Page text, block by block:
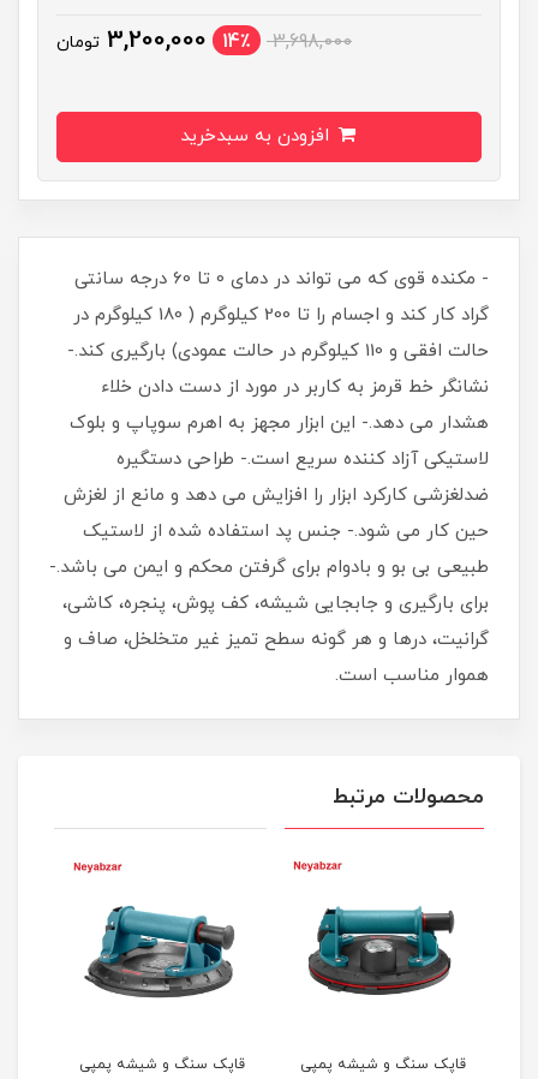
3,698,000 14٪ 3,200,000 تومان
- مکنده قوی که می تواند در دمای 0 تا 60 درجه سانتی
گراد کار کند و اجسام را تا 200 کیلوگرم ( 180 کیلوگرم در
حالت افقی و 110 کیلوگرم در حالت عمودی) بارگیری کند.-
نشانگر خط قرمز به کاربر در مورد از دست دادن خلاء
هشدار می دهد.- این ابزار مجهز به اهرم سوپاپ و بلوک
لاستیکی آزاد کننده سریع است.- طراحی دستگیره
ضدلغزشی کارکرد ابزار را افزایش می دهد و مانع از لغزش
حین کار می شود.- جنس پد استفاده شده از لاستیک
طبیعی بی بو و بادوام برای گرفتن محکم و ایمن می باشد.-
برای بارگیری و جابجایی شیشه، کف پوش، پنجره، کاشی،
گرانیت، درها و هر گونه سطح تمیز غیر متخلخل، صاف و
هموار مناسب است.
محصولات مرتبط
قاپک سنگ و شیشه پمپی
قاپک سنگ و شیشه پمپی